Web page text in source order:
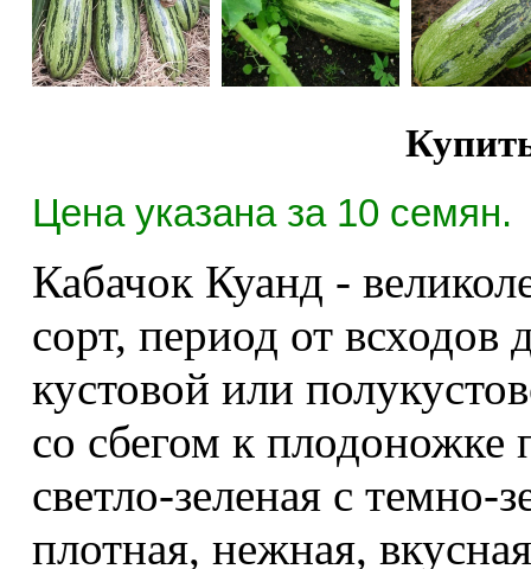
Цена указана за 10 семян.
Кабачок Куанд -
сорт, период от всходов
кустовой или
со сбегом к плодоножке
светло-зеленая с
плотная, нежная,